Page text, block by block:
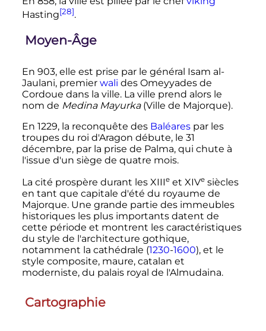
Hasting[28].
Moyen-Âge
En 903, elle est prise par le général Isam al-
Jaulani, premier wali des Omeyyades de
Cordoue dans la ville. La ville prend alors le
nom de Medina Mayurka(Ville de Majorque).
En 1229, la reconquête des Baléarespar les
troupes du roi d'Aragon débute, le 31
décembre, par la prise de Palma, qui chute à
l'issue d'un siège de quatre mois.
La cité prospère durant les XIIIe et XIVe siècles
en tant que capitale d'été du royaume de
Majorque. Une grande partie des immeubles
historiques les plus importants datent de
cette période et montrent les caractéristiques
du style de l'architecture gothique,
notamment la cathédrale (1230-1600), et le
style composite, maure, catalan et
moderniste, du palais royal de l'Almudaina.
Cartographie